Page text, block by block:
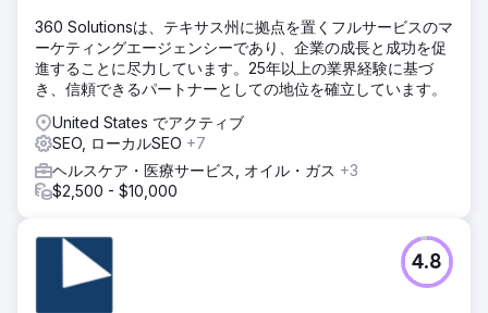
コンテンツ、変換要素、モバイル エクスペリエンスを改善し
ました。次に、ホームセンター、不動産、DIY 出版物に関す
る関連性の高いリンクを獲得するためのアウトリーチ キャン
ペーンを実行しました。
結果
Grime Time は、オースティンとその周辺市場のマップとオ
ーガニック ランキングを大幅に増加させました。可視性とオ
ーガニックトラフィックの増加により、商業用および住宅用
360 Solutionsは、テキサス州に拠点を置くフルサービスのマ
ーケティングエージェンシーであり、企業の成長と成功を促
進することに尽力しています。25年以上の業界経験に基づ
き、信頼できるパートナーとしての地位を確立しています。
United States でアクティブ
SEO, ローカルSEO +7
ヘルスケア・医療サービス, オイル・ガス +3
$2,500 - $10,000
4.8